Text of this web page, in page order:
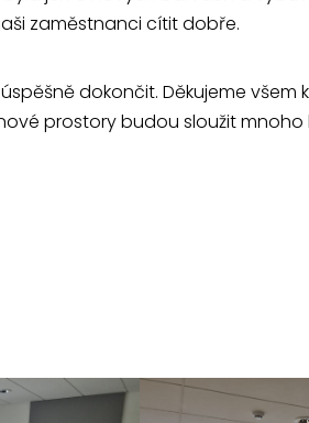
zaměstnanci cítit dobře.
dokončit. Děkujeme všem
prostory budou sloužit mnoho